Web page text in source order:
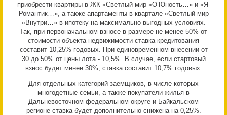
приобрести квартиры в ЖК «Светлый мир «О’Юность…» и «Я-
Романтик…», а также апартаменты в квартале «Светлый мир
«Внутри…» в ипотеку на максимально выгодных условиях.
Так, при первоначальном взносе в размере не менее 50% от
стоимости объекта недвижимости ставка кредитования
составит 10,25% годовых. При единовременном внесении от
30 до 50% от цены лота - 10,5%. В случае, если стартовый
взнос будет менее 30%, ставка составит 10,7% годовых.
Для отдельных категорий заемщиков, в числе которых
многодетные семьи, а также покупатели жилья в
Дальневосточном федеральном округе и Байкальском
регионе ставка будет дополнительно снижена на 0,25%.